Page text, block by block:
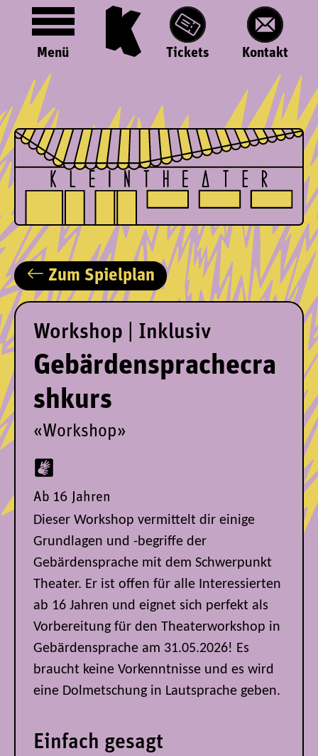
Menü Tickets Kontakt
Zum Spielplan
Workshop | Inklusiv
Gebärdensprachecra
shkurs
«Workshop»
Ab 16 Jahren
Dieser Workshop vermittelt dir einige
Grundlagen und -begriffe der
Gebärdensprache mit dem Schwerpunkt
Theater. Er ist offen für alle Interessierten
ab 16 Jahren und eignet sich perfekt als
Vorbereitung für den Theaterworkshop in
Gebärdensprache am 31.05.2026! Es
braucht keine Vorkenntnisse und es wird
eine Dolmetschung in Lautsprache geben.
Einfach gesagt